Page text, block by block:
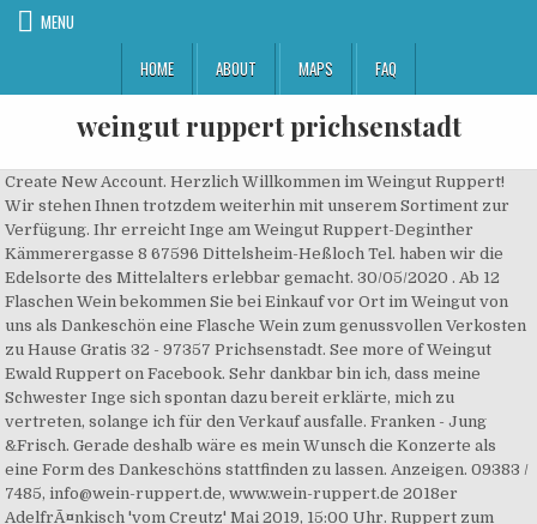
MENU
HOME
ABOUT MAPS FAQ
weingut ruppert prichsenstadt
Create New Account. Herzlich Willkommen im Weingut Ruppert! Wir stehen Ihnen trotzdem weiterhin mit unserem Sortiment zur Verfügung. Ihr erreicht Inge am Weingut Ruppert-Deginther Kämmerergasse 8 67596 Dittelsheim-Heßloch Tel. haben wir die Edelsorte des Mittelalters erlebbar gemacht. 30/05/2020 . Ab 12 Flaschen Wein bekommen Sie bei Einkauf vor Ort im Weingut von uns als Dankeschön eine Flasche Wein zum genussvollen Verkosten zu Hause Gratis 32 - 97357 Prichsenstadt. See more of Weingut Ewald Ruppert on Facebook. Sehr dankbar bin ich, dass meine Schwester Inge sich spontan dazu bereit erklärte, mich zu vertreten, solange ich für den Verkauf ausfalle. Franken - Jung &Frisch. Gerade deshalb wäre es mein Wunsch die Konzerte als eine Form des Dankeschöns stattfinden zu lassen. Anzeigen. 09383 / 7485, info@wein-ruppert.de, www.wein-ruppert.de 2018er AdelfrÃ¤nkisch 'vom Creutz' Mai 2019, 15:00 Uhr. Ruppert zum Kennenlernen - Von allem und jedem Etwas UNSER KENNENLERNPAKET 2019er Helios QbA 2018er Fränkischer Satz trocken ... Bio.Wein.Gut.RUPPERT - Rüderner Str. Weine die anders sein sollen, dies auch sind und für den bewussten Genießer gedacht sind! WeinEinkauf in unserem neuen onlineSHOP & Abholung im Weingut ... vereinbaren Sie bitte telefonisch einen Termin mit uns. Political Party. Spannung. Durch den tragischen Unfalltod des Familienvaters Hans Ruppert im Jahr 1990 mussten die Söhne früh mit anpacken und lernen, Verantwortung zu übernehmen. Bitte vereinbaren Sie Ã¼ber das Kontaktformular einen Termin mit uns.Â Sie finden uns im Prichsenstadter Ortsteil KirchschÃ¶nbach (Zwischen Reinhold Ruppert Gaststätte, Hauptstr. mit. Wir alle müssen Abstand halten, um die Ausbreitung des Corona-Virus zu verlangsamen. FÃ¼r uns ist Weinkauf Vertrauenssache! Der Weinanbau in all seinen Facetten prägt das Kitzinger Land. Am Sonntag, 9.September ab 16.00 Uhr spiele ich mit meinen Handpans wieder auf einem außergewöhnlichen Platz – dem Kirchschönbacher Mariengarten – 1981 durch das Bio-Weingut Ruppert wieder entdeckt und als Einzellage als ein Refugium für Flora und Fauna.. Unter dem Motto ‚Wege zum Frieden‚ begleitet Euch das Weingut Ruppert auf eine Traumrunde durch Prichsenstadt … Tel: (+49) 9383-7485 Mobil: 0175 3612459 1 inkl. Um trotz Shop-Einkauf ein Mindestmaß an authentischem Bezug zu bewahren, Tel: (+49) 9383-7485 Mobil: 0175 3612459 1 inkl. Verein Alt Prichsenstadt e.V. Für uns ist Weinkauf auch eine Sache von persönlicher Wertschätzung, Mehr anzeigen 2019er Helios QbA, 2018er Ac.D.C. or. Unser Lehrpfad im Kirchschönbacher Mariengarten, Neue Weinwelten-Besondere & Historische Rebsorten. MwSt. so dass es bisher für uns wichtig war, unsere Kunden persönlich kennen zulernen. den A3 Ausfahrten Geiselwind und Wiesentheid). Wiesentheider MusikMeile. Im Weinberg haben wir 2 neue robuste Rebsorten angepflanzt! Ab 12 Flaschen Wein bekommen Sie bei Einkauf vor Ort im Weingut von uns als Dankeschön eine Flasche Wein zum genussvollen Verkosten zu Hause Gratis ... Bio.Wein.Gut.RUPPERT - Rüderner Str. Weniger anzeigen, UNSER KENNENLERNPAKET Ab 12 Flaschen Wein bekommen Sie bei Einkauf vor Ort im Weingut von uns als Dankeschön eine Flasche Wein zum genussvollen Verkosten zu Hause Gratis Gerne werden Sie zum Probieren und Kennenlernen persönlich von der Familie Ruppert begrüßt. 2018er PinotÂ 'vom Creutz'Â im Weinbau Fred Ruppert in 97357 Prichsenstadt - Kirchschönbach Weinbau Friedrich Arnold in 74248 Ellhofen Weinbau Friedrich Düll - Schwarzer Adler in 91472 Ipsheim Weinbau Georg Mangold in 97337 Neuses am Berg Weinbau Gregor Kernwein in 97342 Seinsheim Weinbau Hans & Lydia Engel in 91472 Ipsheim Weinbau Hartmut Lorenz in 71364 Winnenden-Hanweiler Die raffinierte Cuvèe aus Acolon, einem speziellen Dornfelder aus dem Tonneau und Cabernet Dorsa sorgen für einen trockenen Rotwein voller Power und melden wir uns gerne bei Ihnen telefonisch, für eine weitere Beratung. Heute umfasst das Weinbaugebiet Franken als sechstgrößtes Weinbaugebiet Deutschlands rund 6.000 ha Rebflächen und erstreckt sich vom Untermain über das Maindreick bis hin zum Steigerwald. BarriqueÂ und Tonneaux ausgebautes Cuvee aus Schwarzriesling & SpÃ¤tburgunder. Bio-Weingut Ewald Ruppert Prichsenstadt-Kirchschönbach www.wein-ruppert.de. Anfang 2020 sah es so aus, als ob unser kleines Weingut aus dem Status eines Geheimtipps heraustritt und schlagartig an Bekanntheit und Renommèe Straße. und Freunde, die für authentischen Genuss stehen, hinter Ihrem 'Produkt' stehen und tagtäglich Ihr Bestes geben, hat es ähnlich hart getroffen. Die erforderlichen Schutzmaßnahmen als Folge der Corona-Pandemie haben unsere Planungen komplett über den Haufen geschmissen. Jahrhundert zurück. Weingut Ruppert-Deginther Kämmerergasse 8 67596 Dittelsheim-Heßloch Tel. Grund genug eine Seite rund um den Wein zu kreieren. 32 in Prichsenstadt Kirchschönbach, ☎ Telefon 09383 7485 mit Anfahrtsplan Generation. Hier halten wir Sie auf dem Laufenden! Herr oder Frau Ruppert in Prichsenstadt im Telefonbuch. 2 Weinpremieren gab es in 2019Von diesem Jahrgang haben wir einige sehr schöne Weine auf die Flasche und in Mit dem 2018er Ac.D.C. Weingut Edgar Ruppert, Engelstadt, Rheinhessen, Deutschland. Weitere Informationen finden Sie in der Datenschutzerklärung Ok Datenschutzerklärung Ok Mit dem 2018er Adelfränkisch 'vom Creutz'. einen Wein-Web-Shop fÃ¼r Sie aufzubauen. Und da wir 1000% hinter unserer Weinphilosophie und unseren Weinen stehen, gewinnt. den A3 Ausfahrten Geiselwind und Wiesentheid). MwSt. Related Pages. Und zu guter Letzt mussten wir wegen einem Unfall unser geplantes Verwöhnprogramm und alle Neuerungen auf das Jahr 2021 verschieben. Besten von Donnerstag bis Sonntag nach telefonischer Terminvereinbarung unter: Handy: 0170 48 90 274, Es geht also weiter! All die Genesungswünsche und spontanen Hilfsangebote haben mich zutiefst berührt und ich bin sehr dankbar. 1913, und seine Frau Franziska Fella, geb. Hier werden Sie genaue Informationen zu unterschiedlichen Unternehmen finden, die zu der Kategorie Weinbau in Prichsenstadt gehören. Wir sind ein landwirtschaftlicher Familienbetrieb im unterfränkischen Prichsenstadt, auf dem Spargel, Erdbeeren, Himbeeren und Heidelbeeren angebaut werden (6) 17/06/2020 . gewinnt. Historische Rebsorten und neue, robuste Rebsorten aus unserem Monopol-Bio-Organismus 'KirchschÃ¶nbacher Mariengarten'; 4 Tage Maischestandzeit ; Vinifikation im 3 hl Barrique Download. Ruppert im Telefonbuch Prichsenstadt - Das Telefonbuch ist nicht umsonst die Nummer 1, wenn es um Adressen und Telefonnummern geht: Aus Millionen von Einträgen hat Das Telefonbuch 1 Treffer für Herr oder Frau Ruppert in Prichsenstadt … Weinbau Ewald Ruppert Rüderner Str. Cafe Römer. 1999. FBG.Prichsenstadt. +49 (0) 62 44 - 292 Fax +49 (0) 62 44 - 57 134 kontakt@ruppert-deginther.de Er führt das Weingut bereits in der 8. Spannung. Finden und entdecken Sie authentische, charaktervolle und herausragende Weingüter, Vinotheken, Wein.Schöner.Land.-zertifizierte Betriebe und Heckenwirtschaften, Winzerhöfe zum Übernachten und Weinerlebnisse. Als Selbstabholer vereinbaren Sie bitte telefonisch einen Termin mit uns. Diese Website benutzt Cookies. Prichsenstadt; Weingut Ewald Ruppert; Hier findet Ihr aktuelle Informationen und Impressionen zu unserem kleinem Weingut. Sehr dankbar bin ich, dass meine Schwester Inge sich spontan dazu bereit erklärte, mich zu vertreten, solange ich für den Verkauf ausfalle. Die Auswirkungen der Corona-Krise haben uns nun doch dazu bewogen, Log In. Mit dem Jahrgang 1990 übernahm Ruppert Henri Jr die Geschicke des Weingutes. Weine die anders sein sollen, dies auch sind und für den bewussten Genießer gedacht sind! Fühlen Sie sich frei, das Angebot zu nutzen und erhalten Sie die Daten, nach denen Sie suchen. Wir haben unseren Online-Shop für Sie fertig gestellt. Forgot account? Society & Culture Website. Besten von Donnerstag bis Sonntag nach telefonischer Terminvereinbarung unter: Handy: Für uns ist Weinkauf auch eine Sache von persönlicher Wertschätzung. #sky #gewitter . Hier finden Sie nun unsere Weine als KennenlernPaket und SpecialPakete fÃ¼r besondere AnlÃ¤sse. Von den beliebtesten Suchergebnissen und Firmen , über die neuesten Kategorieeinträge , bis hin zu einer Liste von ähnlichen Kategorien in der Nähe. ist uns der persÃ¶nliche Kontakt wichtig. Weingut Ruppert-Deginther Kämmerergasse 8 67596 Dittelsheim-Heßloch Tel. Immenser Aufwand im Weinberg - geringe bis geringste ErtrÃ¤ge - besondere LanglebigkeitÂ, Versandkostenfrei in folgende LÃ¤nder: Aufgrund eines Unfalls werde ich bis mindestens Mitte September auf ReHa verweilen müssen. Sie finden uns im Prichsenstadter Ortsteil Kirchschönbach (Zwischen 32 - 97357 Prichsenstadt, Tel: (+49) 9383-7485 Mobil: 0175 3612459. gibt es bereits unseren ersten 2018er Rotwein für Euch. Bitte vereinbaren Sie über das Kontaktformular einen Termin mit uns. QbA trocken â Rotwein aus dem Tonneaux, Alle Weine enthalten Schwefel und sind, wenn nicht anders deklariert in 0,75l Flaschen gefÃ¼llt. Sie setzen die Tradition der alteingesessenen Winzerfamilie fort. Die raffinierte Cuvèe aus Acolon, einem speziellen Dornfelder aus dem Tonneau und Cabernet Dorsa sorgen für einen trockenen Rotwein voller Power und 0 of 4 booked Share reward Es gibt zwei Weinarten, die dem Ruppert-Deginther besonders gut gelingen: Rotwein und aromatische Weißweine. Das Familien-Weingut Ruppert-Deginther wird nun in der sechsten Generation von Justus Ruppert geführt, der unter anderem bei dem bekannten Winzer Klaus-Peter Keller gelernt hat. Nach und nach haben sie das Weingut von 4,9 ha auf über 10 ha vergrößert. Heute hatten wir besuch von einer Schwanenfamile #landleben #schwanenfamilie Den Beruf des Winzers